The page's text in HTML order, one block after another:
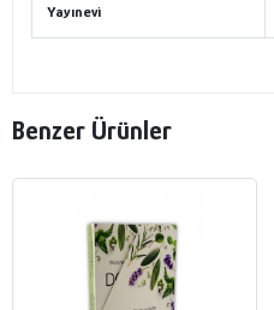
Yayınevi
Benzer Ürünler